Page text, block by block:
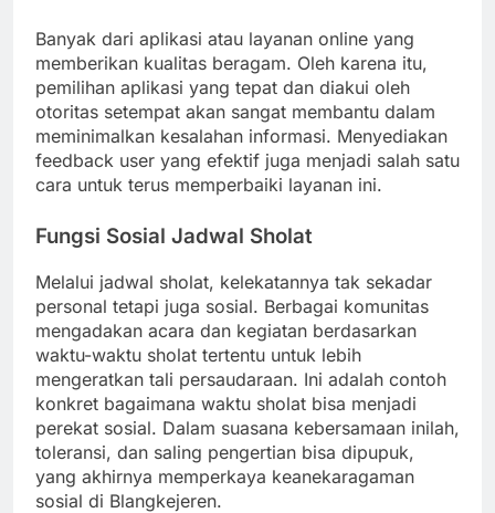
Banyak dari aplikasi atau layanan online yang
memberikan kualitas beragam. Oleh karena itu,
pemilihan aplikasi yang tepat dan diakui oleh
otoritas setempat akan sangat membantu dalam
meminimalkan kesalahan informasi. Menyediakan
feedback user yang efektif juga menjadi salah satu
cara untuk terus memperbaiki layanan ini.
Fungsi Sosial Jadwal Sholat
Melalui jadwal sholat, kelekatannya tak sekadar
personal tetapi juga sosial. Berbagai komunitas
mengadakan acara dan kegiatan berdasarkan
waktu-waktu sholat tertentu untuk lebih
mengeratkan tali persaudaraan. Ini adalah contoh
konkret bagaimana waktu sholat bisa menjadi
perekat sosial. Dalam suasana kebersamaan inilah,
toleransi, dan saling pengertian bisa dipupuk,
yang akhirnya memperkaya keanekaragaman
sosial di Blangkejeren.